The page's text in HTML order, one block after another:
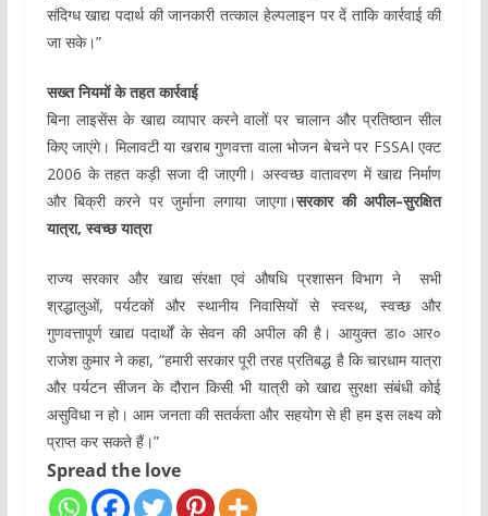
संदिग्ध खाद्य पदार्थ की जानकारी तत्काल हेल्पलाइन पर दें ताकि कार्रवाई की
जा सके।”
सख्त नियमों के तहत कार्रवाई
बिना लाइसेंस के खाद्य व्यापार करने वालों पर चालान और प्रतिष्ठान सील
किए जाएंगे। मिलावटी या खराब गुणवत्ता वाला भोजन बेचने पर FSSAI एक्ट
2006 के तहत कड़ी सजा दी जाएगी। अस्वच्छ वातावरण में खाद्य निर्माण
और बिक्री करने पर जुर्माना लगाया जाएगा।सरकार की अपील–सुरक्षित
यात्रा, स्वच्छ यात्रा
राज्य सरकार और खाद्य संरक्षा एवं औषधि प्रशासन विभाग ने सभी
श्रद्धालुओं, पर्यटकों और स्थानीय निवासियों से स्वस्थ, स्वच्छ और
गुणवत्तापूर्ण खाद्य पदार्थों के सेवन की अपील की है। आयुक्त डा० आर०
राजेश कुमार ने कहा, “हमारी सरकार पूरी तरह प्रतिबद्ध है कि चारधाम यात्रा
और पर्यटन सीजन के दौरान किसी भी यात्री को खाद्य सुरक्षा संबंधी कोई
असुविधा न हो। आम जनता की सतर्कता और सहयोग से ही हम इस लक्ष्य को
प्राप्त कर सकते हैं।”
Spread the love